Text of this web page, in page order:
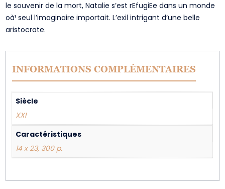
le souvenir de la mort, Natalie s’est rEfugiEe dans un monde
oà¹ seul l’imaginaire importait. L’exil intrigant d’une belle
aristocrate.
INFORMATIONS COMPLÉMENTAIRES
Siècle
XXI
Caractéristiques
14 x 23, 300 p.